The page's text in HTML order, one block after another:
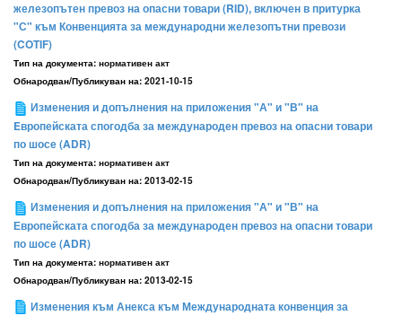
железопътен превоз на опасни товари (RID), включен в притурка
"С" към Конвенцията за международни железопътни превози
(COTIF)
Тип на документа: нормативен акт
Обнародван/Публикуван на: 2021-10-15
Изменения и допълнения на приложения "А" и "В" на
Eвропейската спогодба за международен превоз на опасни товари
по шосе (ADR)
Тип на документа: нормативен акт
Обнародван/Публикуван на: 2013-02-15
Изменения и допълнения на приложения "А" и "В" на
Европейската спогодба за международен превоз на опасни товари
по шосе (ADR)
Тип на документа: нормативен акт
Обнародван/Публикуван на: 2013-02-15
Изменения към Анекса към Международната конвенция за